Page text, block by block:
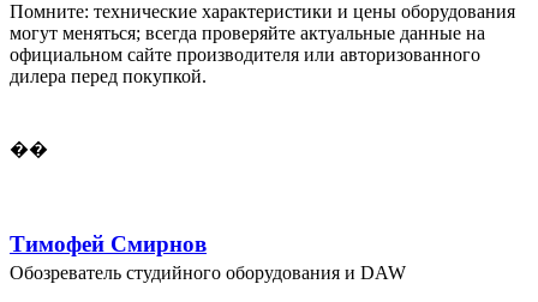
Помните: технические характеристики и цены оборудования
могут меняться; всегда проверяйте актуальные данные на
официальном сайте производителя или авторизованного
дилера перед покупкой.
��
Тимофей Смирнов
Обозреватель студийного оборудования и DAW